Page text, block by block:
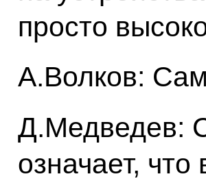
просто
А.Волков:
Д.Медведев:
означает, что